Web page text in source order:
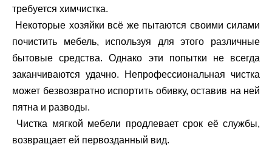
требуется химчистка.
Некоторые хозяйки всё же пытаются своими силами
почистить мебель, используя для этого различные
бытовые средства. Однако эти попытки не всегда
заканчиваются удачно. Непрофессиональная чистка
может безвозвратно испортить обивку, оставив на ней
пятна и разводы.
Чистка мягкой мебели продлевает срок её службы,
возвращает ей первозданный вид.